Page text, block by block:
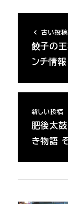
古い投稿
餃子の
ンチ情
新しい投稿
肥後太
き物語